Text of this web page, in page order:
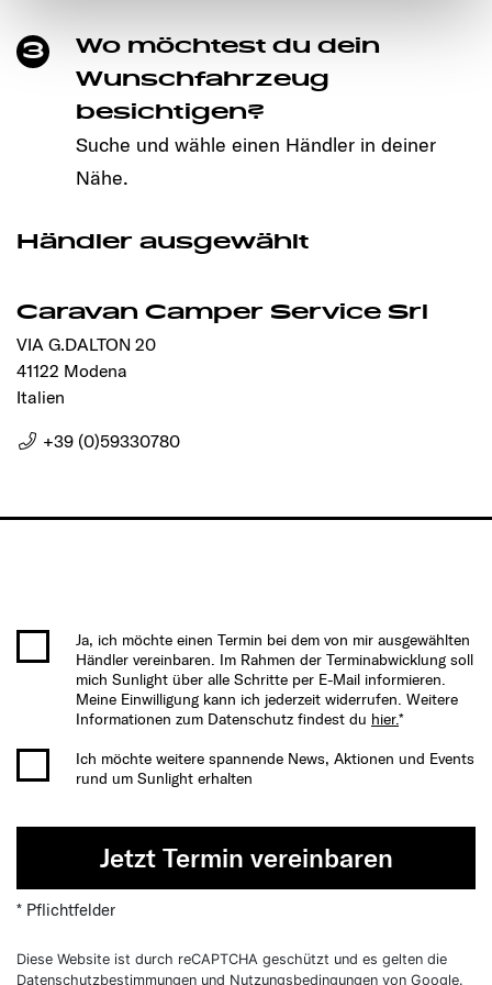
den störungsfreien Betrieb der Webseite und die
Ermöglichung der Seitennavigation erforderlich sind.
3
Wo möchtest du dein
Wunschfahrzeug
besichtigen?
Suche und wähle einen Händler in deiner
Nähe.
Händler ausgewählt
Caravan Camper Service Srl
VIA G.DALTON 20
41122 Modena
Italien
+39 (0)59330780
Ja, ich möchte einen Termin bei dem von mir ausgewählten
Händler vereinbaren. Im Rahmen der Terminabwicklung soll
mich Sunlight über alle Schritte per E-Mail informieren.
Meine Einwilligung kann ich jederzeit widerrufen. Weitere
Informationen zum Datenschutz findest du hier.*
Ich möchte weitere spannende News, Aktionen und Events
rund um Sunlight erhalten
Jetzt Termin vereinbaren
* Pflichtfelder
Diese Website ist durch reCAPTCHA geschützt und es gelten die
Datenschutzbestimmungen und Nutzungsbedingungen von Google.